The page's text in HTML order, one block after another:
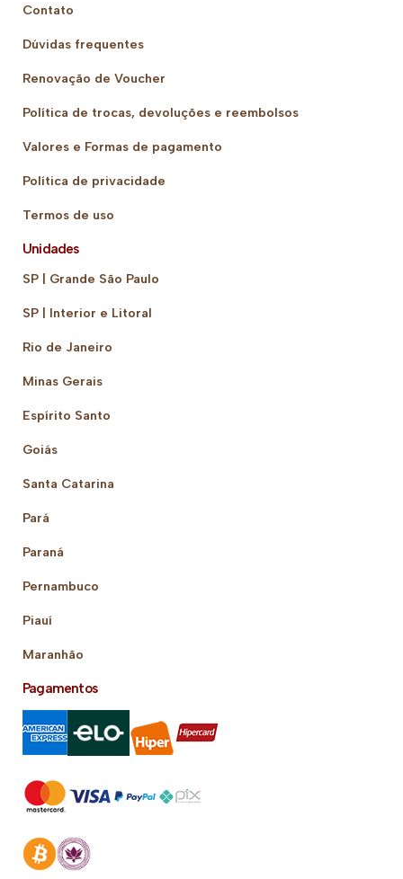
Contato
Dúvidas frequentes
Renovação de Voucher
Política de trocas, devoluções e reembolsos
Valores e Formas de pagamento
Política de privacidade
Termos de uso
Unidades
SP | Grande São Paulo
SP | Interior e Litoral
Rio de Janeiro
Minas Gerais
Espírito Santo
Goiás
Santa Catarina
Pará
Paraná
Pernambuco
Piauí
Maranhão
Pagamentos